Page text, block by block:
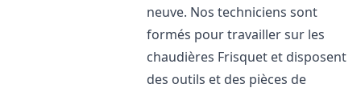
neuve. Nos techniciens sont
formés pour travailler sur les
chaudières Frisquet et disposent
des outils et des pièces de